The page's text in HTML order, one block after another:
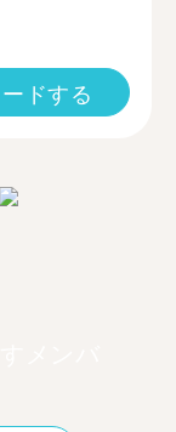
ドする